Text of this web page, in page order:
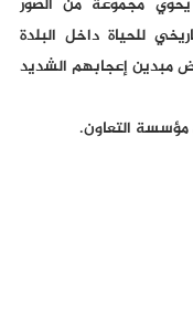
يحوي مجموعة من الصور
للحياة داخل البلدة
مبدين إعجابهم الشديد
مؤسسة التعاون.